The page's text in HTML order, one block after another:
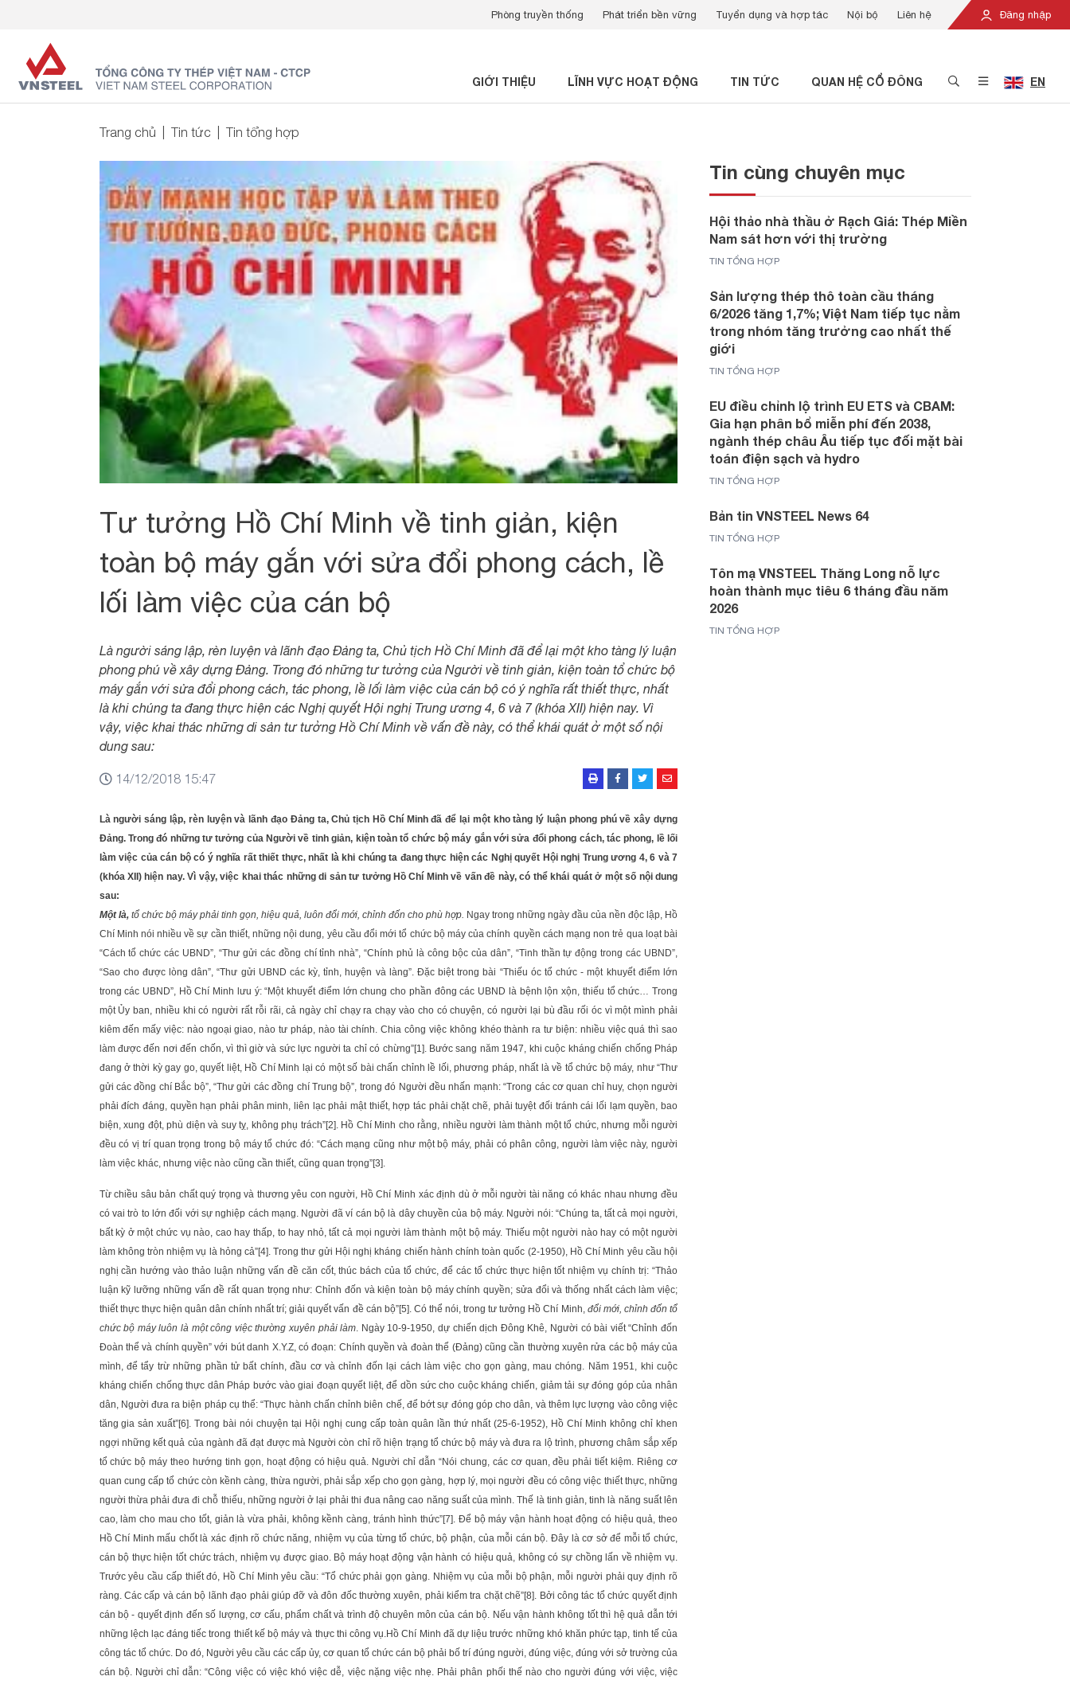
Đăng nhập
Phòng truyền thống Phát triển bền vững Tuyển dụng và hợp tác Nội bộ Liên hệ
GIỚI THIỆU LĨNH VỰC HOẠT ĐỘNG TIN TỨC QUAN HỆ CỔ ĐÔNG EN
Trang chủ Tin tức Tin tổng hợp
Tư tưởng Hồ Chí Minh về tinh giản, kiện
toàn bộ máy gắn với sửa đổi phong cách, lề
lối làm việc của cán bộ
Là người sáng lập, rèn luyện và lãnh đạo Đảng ta, Chủ tịch Hồ Chí Minh đã để lại một kho tàng lý luận
phong phú về xây dựng Đảng. Trong đó những tư tưởng của Người về tinh giản, kiện toàn tổ chức bộ
máy gắn với sửa đổi phong cách, tác phong, lề lối làm việc của cán bộ có ý nghĩa rất thiết thực, nhất
là khi chúng ta đang thực hiện các Nghị quyết Hội nghị Trung ương 4, 6 và 7 (khóa XII) hiện nay. Vì
vậy, việc khai thác những di sản tư tưởng Hồ Chí Minh về vấn đề này, có thể khái quát ở một số nội
dung sau:
14/12/2018 15:47
Là người sáng lập, rèn luyện và lãnh đạo Đảng ta, Chủ tịch Hồ Chí Minh đã để lại một kho tàng lý luận phong phú về xây dựng
Đảng. Trong đó những tư tưởng của Người về tinh giản, kiện toàn tổ chức bộ máy gắn với sửa đổi phong cách, tác phong, lề lối
làm việc của cán bộ có ý nghĩa rất thiết thực, nhất là khi chúng ta đang thực hiện các Nghị quyết Hội nghị Trung ương 4, 6 và 7
(khóa XII) hiện nay. Vì vậy, việc khai thác những di sản tư tưởng Hồ Chí Minh về vấn đề này, có thể khái quát ở một số nội dung
sau:
Một là,tổ chức bộ máy phải tinh gọn, hiệu quả, luôn đổi mới, chỉnh đốn cho phù hợp. Ngay trong những ngày đầu của nền độc lập, Hồ
Chí Minh nói nhiều về sự cần thiết, những nội dung, yêu cầu đổi mới tổ chức bộ máy của chính quyền cách mạng non trẻ qua loạt bài
“Cách tổ chức các UBND”, “Thư gửi các đồng chí tỉnh nhà”, “Chính phủ là công bộc của dân”, “Tinh thần tự động trong các UBND”,
“Sao cho được lòng dân”, “Thư gửi UBND các kỳ, tỉnh, huyện và làng”. Đặc biệt trong bài “Thiếu óc tổ chức - một khuyết điểm lớn
trong các UBND”, Hồ Chí Minh lưu ý: “Một khuyết điểm lớn chung cho phần đông các UBND là bệnh lộn xộn, thiếu tổ chức… Trong
một Ủy ban, nhiều khi có người rất rỗi rãi, cả ngày chỉ chạy ra chạy vào cho có chuyện, có người lại bù đầu rối óc vì một mình phải
kiêm đến mấy việc: nào ngoại giao, nào tư pháp, nào tài chính. Chia công việc không khéo thành ra tư biện: nhiều việc quá thì sao
làm được đến nơi đến chốn, vì thì giờ và sức lực người ta chỉ có chừng”[1]. Bước sang năm 1947, khi cuộc kháng chiến chống Pháp
đang ở thời kỳ gay go, quyết liệt, Hồ Chí Minh lại có một số bài chấn chỉnh lề lối, phương pháp, nhất là về tổ chức bộ máy, như “Thư
gửi các đồng chí Bắc bộ”, “Thư gửi các đồng chí Trung bộ”, trong đó Người đều nhấn mạnh: “Trong các cơ quan chỉ huy, chọn người
phải đích đáng, quyền hạn phải phân minh, liên lạc phải mật thiết, hợp tác phải chặt chẽ, phải tuyệt đối tránh cái lối lạm quyền, bao
biện, xung đột, phù diện và suy tỵ, không phụ trách”[2]. Hồ Chí Minh cho rằng, nhiều người làm thành một tổ chức, nhưng mỗi người
đều có vị trí quan trọng trong bộ máy tổ chức đó: “Cách mạng cũng như một bộ máy, phải có phân công, người làm việc này, người
làm việc khác, nhưng việc nào cũng cần thiết, cũng quan trọng”[3].
Từ chiều sâu bản chất quý trọng và thương yêu con người, Hồ Chí Minh xác định dù ở mỗi người tài năng có khác nhau nhưng đều
có vai trò to lớn đối với sự nghiệp cách mạng. Người đã ví cán bộ là dây chuyền của bộ máy. Người nói: “Chúng ta, tất cả mọi người,
bất kỳ ở một chức vụ nào, cao hay thấp, to hay nhỏ, tất cả mọi người làm thành một bộ máy. Thiếu một người nào hay có một người
làm không tròn nhiệm vụ là hỏng cả”[4] . Trong thư gửi Hội nghị kháng chiến hành chính toàn quốc (2-1950), Hồ Chí Minh yêu cầu hội
nghị cần hướng vào thảo luận những vấn đề căn cốt, thúc bách của tổ chức, để các tổ chức thực hiện tốt nhiệm vụ chính trị: “Thảo
luận kỹ lưỡng những vấn đề rất quan trọng như: Chỉnh đốn và kiện toàn bộ máy chính quyền; sửa đổi và thống nhất cách làm việc;
thiết thực thực hiện quân dân chính nhất trí; giải quyết vấn đề cán bộ”[5]. Có thể nói, trong tư tưởng Hồ Chí Minh, đổi mới, chỉnh đốn tổ
chức bộ máy luôn là một công việc thường xuyên phải làm . Ngày 10-9-1950, dự chiến dịch Đông Khê, Người có bài viết “Chỉnh đốn
Đoàn thể và chính quyền” với bút danh X.Y.Z, có đoạn: Chính quyền và đoàn thể (Đảng) cũng cần thường xuyên rửa các bộ máy của
mình, để tẩy trừ những phần tử bất chính, đầu cơ và chỉnh đốn lại cách làm việc cho gọn gàng, mau chóng. Năm 1951, khi cuộc
kháng chiến chống thực dân Pháp bước vào giai đoạn quyết liệt, để dồn sức cho cuộc kháng chiến, giảm tải sự đóng góp của nhân
dân, Người đưa ra biện pháp cụ thể: “Thực hành chấn chỉnh biên chế, để bớt sự đóng góp cho dân, và thêm lực lượng vào công việc
tăng gia sản xuất”[6] . Trong bài nói chuyện tại Hội nghị cung cấp toàn quân lần thứ nhất (25-6-1952), Hồ Chí Minh không chỉ khen
ngợi những kết quả của ngành đã đạt được mà Người còn chỉ rõ hiện trạng tổ chức bộ máy và đưa ra lộ trình, phương châm sắp xếp
tổ chức bộ máy theo hướng tinh gọn, hoạt động có hiệu quả. Người chỉ dẫn “Nói chung, các cơ quan, đều phải tiết kiệm. Riêng cơ
quan cung cấp tổ chức còn kềnh càng, thừa người, phải sắp xếp cho gọn gàng, hợp lý, mọi người đều có công việc thiết thực, những
người thừa phải đưa đi chỗ thiếu, những người ở lại phải thi đua nâng cao năng suất của mình. Thế là tinh giản, tinh là năng suất lên
cao, làm cho mau cho tốt, giản là vừa phải, không kềnh càng, tránh hình thức”[7] . Để bộ máy vận hành hoạt động có hiệu quả, theo
Hồ Chí Minh mấu chốt là xác định rõ chức năng, nhiệm vụ của từng tổ chức, bộ phận, của mỗi cán bộ. Đây là cơ sở để mỗi tổ chức,
cán bộ thực hiện tốt chức trách, nhiệm vụ được giao. Bộ máy hoạt động vận hành có hiệu quả, không có sự chồng lấn về nhiệm vụ.
Trước yêu cầu cấp thiết đó, Hồ Chí Minh yêu cầu: “Tổ chức phải gọn gàng. Nhiệm vụ của mỗi bộ phận, mỗi người phải quy định rõ
ràng. Các cấp và cán bộ lãnh đạo phải giúp đỡ và đôn đốc thường xuyên, phải kiểm tra chặt chẽ”[8] . Bởi công tác tổ chức quyết định
cán bộ - quyết định đến số lượng, cơ cấu, phẩm chất và trình độ chuyên môn của cán bộ. Nếu vận hành không tốt thì hệ quả dẫn tới
những lệch lạc đáng tiếc trong thiết kế bộ máy và thực thi công vụ.Hồ Chí Minh đã dự liệu trước những khó khăn phức tạp, tinh tế của
công tác tổ chức. Do đó, Người yêu cầu các cấp ủy, cơ quan tổ chức cán bộ phải bố trí đúng người, đúng việc, đúng với sở trường của
cán bộ. Người chỉ dẫn: “Công việc có việc khó việc dễ, việc nặng việc nhẹ. Phải phân phối thế nào cho người đúng với việc, việc
Tin cùng chuyên mục
Hội thảo nhà thầu ở Rạch Giá: Thép Miền
Nam sát hơn với thị trường
TIN TỔNG HỢP
Sản lượng thép thô toàn cầu tháng
6/2026 tăng 1,7%; Việt Nam tiếp tục nằm
trong nhóm tăng trưởng cao nhất thế
giới
TIN TỔNG HỢP
EU điều chỉnh lộ trình EU ETS và CBAM:
Gia hạn phân bổ miễn phí đến 2038,
ngành thép châu Âu tiếp tục đối mặt bài
toán điện sạch và hydro
TIN TỔNG HỢP
Bản tin VNSTEEL News 64
TIN TỔNG HỢP
Tôn mạ VNSTEEL Thăng Long nỗ lực
hoàn thành mục tiêu 6 tháng đầu năm
2026
TIN TỔNG HỢP